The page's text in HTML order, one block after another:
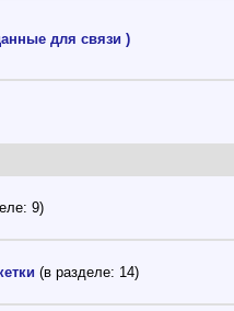
для связи )
9)
(в разделе: 14)